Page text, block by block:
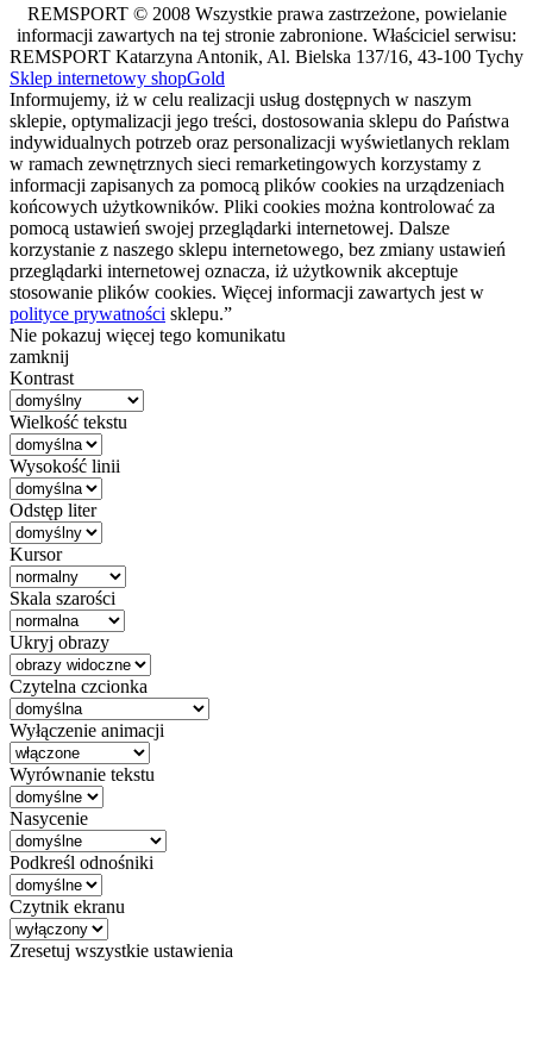
REMSPORT © 2008 Wszystkie prawa zastrzeżone, powielanie
informacji zawartych na tej stronie zabronione. Właściciel serwisu:
REMSPORT Katarzyna Antonik, Al. Bielska 137/16, 43-100 Tychy
Sklep internetowy shopGold
Informujemy, iż w celu realizacji usług dostępnych w naszym
sklepie, optymalizacji jego treści, dostosowania sklepu do Państwa
indywidualnych potrzeb oraz personalizacji wyświetlanych reklam
w ramach zewnętrznych sieci remarketingowych korzystamy z
informacji zapisanych za pomocą plików cookies na urządzeniach
końcowych użytkowników. Pliki cookies można kontrolować za
pomocą ustawień swojej przeglądarki internetowej. Dalsze
korzystanie z naszego sklepu internetowego, bez zmiany ustawień
przeglądarki internetowej oznacza, iż użytkownik akceptuje
stosowanie plików cookies. Więcej informacji zawartych jest w
polityce prywatności sklepu.”
Nie pokazuj więcej tego komunikatu
zamknij
Kontrast
Wielkość tekstu
Wysokość linii
Odstęp liter
Kursor
Skala szarości
Ukryj obrazy
Czytelna czcionka
Wyłączenie animacji
Wyrównanie tekstu
Nasycenie
Podkreśl odnośniki
Czytnik ekranu
Zresetuj wszystkie ustawienia